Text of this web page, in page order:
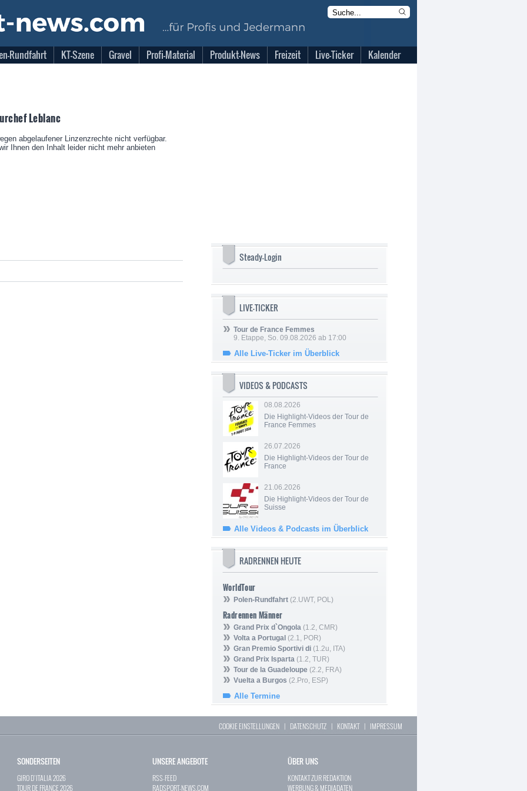
Rundfahrt KT-Szene Gravel Profi-Material Produkt-News Freizeit Live-Ticker Kalender
Leblanc
abgelaufener Linzenzrechte nicht verfügbar.
Ihnen den Inhalt leider nicht mehr anbieten
Steady-Login
LIVE-TICKER
Tour de France Femmes
9. Etappe, So. 09.08.2026 ab 17:00
Alle Live-Ticker im Überblick
VIDEOS & PODCASTS
08.08.2026
Die Highlight-Videos der Tour de
France Femmes
26.07.2026
Die Highlight-Videos der Tour de
France
21.06.2026
Die Highlight-Videos der Tour de
Suisse
Alle Videos & Podcasts im Überblick
RADRENNEN HEUTE
WorldTour
Polen-Rundfahrt (2.UWT, POL)
Radrennen Männer
Grand Prix d`Ongola (1.2, CMR)
Volta a Portugal (2.1, POR)
Gran Premio Sportivi di (1.2u, ITA)
Grand Prix Isparta (1.2, TUR)
Tour de la Guadeloupe (2.2, FRA)
Vuelta a Burgos (2.Pro, ESP)
Alle Termine
COOKIE EINSTELLUNGEN | DATENSCHUTZ | KONTAKT| IMPRESSUM
SONDERSEITEN
GIRO D`ITALIA 2026
TOUR DE FRANCE 2026
UNSERE ANGEBOTE
RSS-FEED
RADSPORT-NEWS.COM
ÜBER UNS
KONTAKT ZUR REDAKTION
WERBUNG & MEDIADATEN